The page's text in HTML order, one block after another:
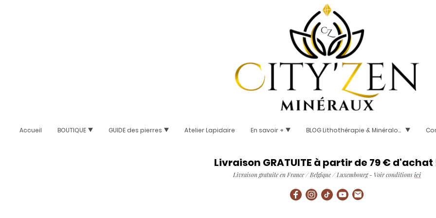
Accueil BOUTIQUE GUIDE des pierres Atelier Lapidaire En savoir + BLOG Lithothérapie & Minéralogie
Livraison GRATUITE à partir de 79 € d'achat
Livraison gratuite en France / Belgique / Luxembourg - Voir conditionsici